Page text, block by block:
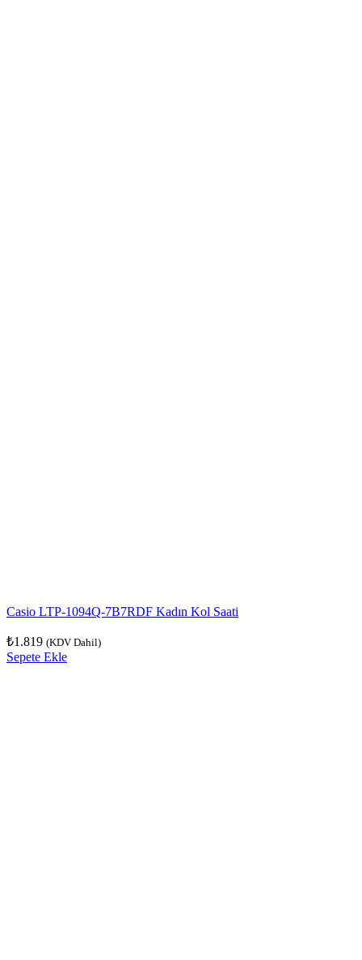
Casio LTP-1094Q-7B7RDF Kadın Kol Saati
₺1.819 (KDV Dahil)
Sepete Ekle